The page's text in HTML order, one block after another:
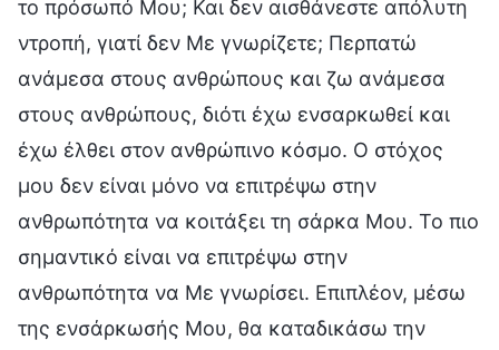
το πρόσωπό Μου; Και δεν αισθάνεστε απόλυτη
ντροπή, γιατί δεν Με γνωρίζετε; Περπατώ
ανάμεσα στους ανθρώπους και ζω ανάμεσα
στους ανθρώπους, διότι έχω ενσαρκωθεί και
έχω έλθει στον ανθρώπινο κόσμο. Ο στόχος
μου δεν είναι μόνο να επιτρέψω στην
ανθρωπότητα να κοιτάξει τη σάρκα Μου. Το πιο
σημαντικό είναι να επιτρέψω στην
ανθρωπότητα να Με γνωρίσει. Επιπλέον, μέσω
της ενσάρκωσής Μου, θα καταδικάσω την